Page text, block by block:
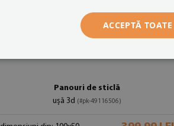
Panouri de sticlă
ușă 3d (#pk-49116506)
ACCEPTĂ TOATE